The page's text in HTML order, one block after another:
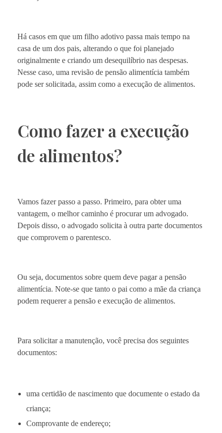
Há casos em que um filho adotivo passa mais tempo na
casa de um dos pais, alterando o que foi planejado
originalmente e criando um desequilíbrio nas despesas.
Nesse caso, uma revisão de pensão alimentícia também
pode ser solicitada, assim como a execução de alimentos.
Como fazer a execução
de alimentos?
Vamos fazer passo a passo. Primeiro, para obter uma
vantagem, o melhor caminho é procurar um advogado.
Depois disso, o advogado solicita à outra parte documentos
que comprovem o parentesco.
Ou seja, documentos sobre quem deve pagar a pensão
alimentícia. Note-se que tanto o pai como a mãe da criança
podem requerer a pensão e execução de alimentos.
Para solicitar a manutenção, você precisa dos seguintes
documentos:
uma certidão de nascimento que documente o estado da
criança;
Comprovante de endereço;